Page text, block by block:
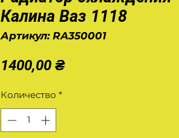
Калина Ваз 1118
Артикул: RA350001
1400,00 ₴Цена
Количество *